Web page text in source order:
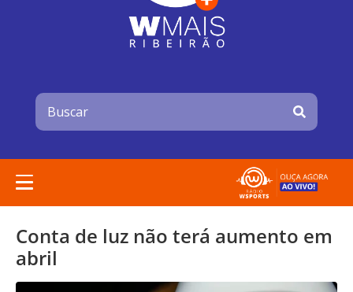
Conta de luz não terá aumento em
abril